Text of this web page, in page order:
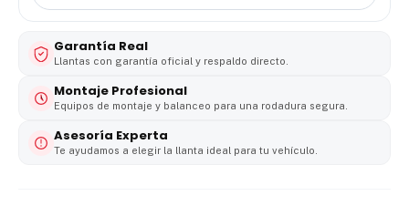
optimizado para mejorar la tracción en pavimento seco y
estabilidad en rectas, curvas y maniobras rápidas. Asimismo,
sus canales longitudinales evacúan el agua con eficiencia, lo
que reduce el riesgo de deslizamiento y aumenta la
seguridad en días de lluvia.
🌧️ Agarre y seguridad en diferentes condiciones
Garantía Real
Llantas con garantía oficial y respaldo directo.
Montaje Profesional
Equipos de montaje y balanceo para una rodadura segura.
Asesoría Experta
Te ayudamos a elegir la llanta ideal para tu vehículo.